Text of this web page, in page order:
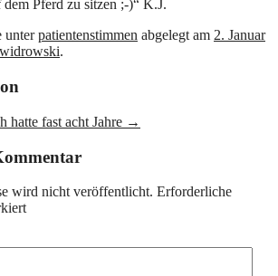
dem Pferd zu sitzen ;-)“ K.J.
unterpatientenstimmen abgelegt am 2. Januar
.
hatte fast acht Jahre →
wird nicht veröffentlicht. Erforderliche